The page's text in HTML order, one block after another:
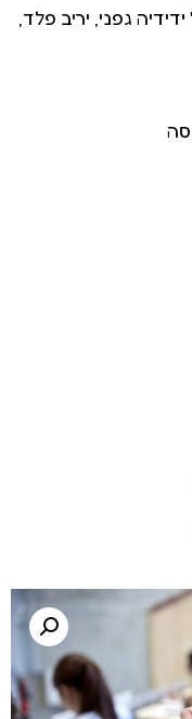
גפני, יריב פלד,